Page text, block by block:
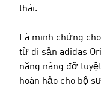
thái.
Là minh chứng
từ di sản adidas
năng nâng đỡ
hoàn hảo cho bộ